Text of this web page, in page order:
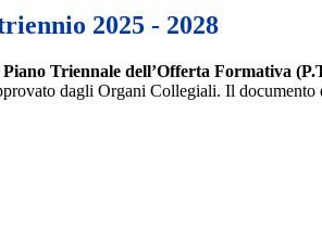
2025 - 2028
Piano Triennale dell’Offerta Formativa
dagli Organi Collegiali. Il documento